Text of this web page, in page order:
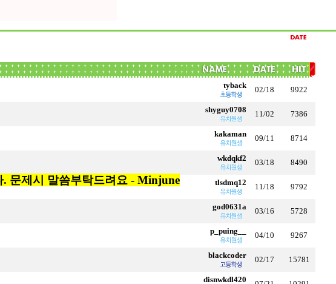
tyback 02/18 9922
shyguy0708 11/02 7386
kakaman 09/11 8714
wkdqkf2 03/18 8490
문제시 말씀부탁드려요 - Minjune
tlsdmq12 11/18 9792
god0631a 03/16 5728
p_puing__ 04/10 9267
blackcoder 02/17 15781
disnwkdl420